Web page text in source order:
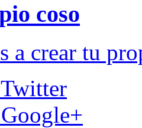
coso
a crear tu